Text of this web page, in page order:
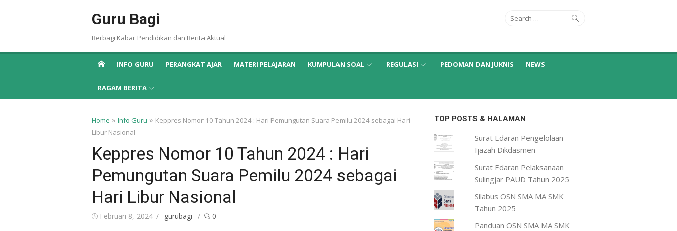
Guru Bagi
Berbagi Kabar Pendidikan dan Berita Aktual
Search
INFO GURU PERANGKAT AJAR MATERI PELAJARAN KUMPULAN SOAL REGULASI PEDOMAN DAN JUKNIS NEWS
RAGAM BERITA
Home » Info Guru » Keppres Nomor 10 Tahun 2024 : Hari Pemungutan Suara Pemilu 2024 sebagai Hari
Libur Nasional
Keppres Nomor 10 Tahun 2024 : Hari
Pemungutan Suara Pemilu 2024 sebagai
Hari Libur Nasional
Posted
Februari 8, 2024 Author
gurubagi 0
TOP POSTS & HALAMAN
Surat Edaran Pengelolaan
Ijazah Dikdasmen
Surat Edaran Pelaksanaan
Sulingjar PAUD Tahun 2025
Silabus OSN SMA MA SMK
Tahun 2025
Panduan OSN SMA MA SMK